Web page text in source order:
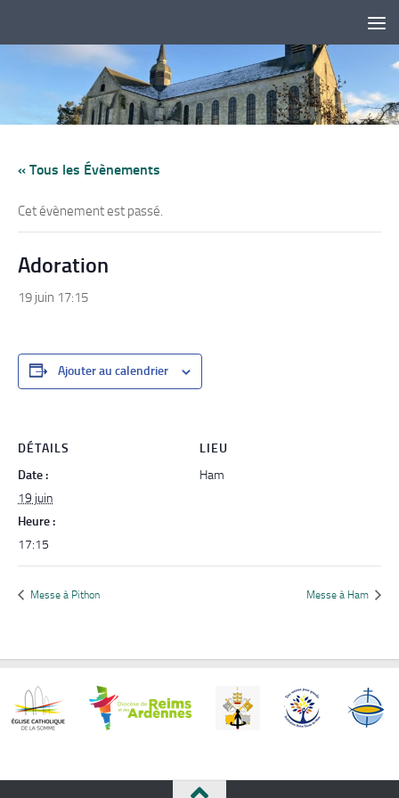
« Tous les Évènements
Cet évènement est passé.
Adoration
19 juin 17:15
Ajouter au calendrier
DÉTAILS
Date :
19 juin
Heure :
17:15
LIEU
Ham
Messe à Pithon Messe à Ham